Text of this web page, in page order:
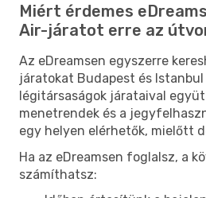
Miért érdemes
Air-járatot erre az
Az eDreamsen egyszerre
járatokat Budapest és
légitársaságok járataival
menetrendek és a
egy helyen elérhetők, mielőtt
Ha az eDreamsen foglalsz, a
számíthatsz: